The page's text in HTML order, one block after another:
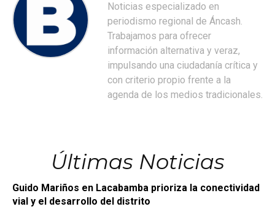
Noticias especializado en
periodismo regional de Áncash.
Trabajamos para ofrecer
información alternativa y veraz,
impulsando una ciudadanía crítica y
con criterio propio frente a la
agenda de los medios tradicionales.
Últimas Noticias
Guido Mariños en Lacabamba prioriza la conectividad
vial y el desarrollo del distrito